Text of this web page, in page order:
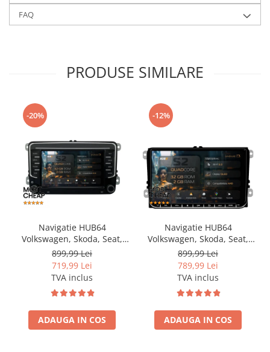
FAQ
PRODUSE SIMILARE
-20%
Navigatie HUB64
Volkswagen, Skoda, Seat,
2GB RAM, Android, GPS, Wi-
FI, Carplay, Android Auto,
USB, Bluetooth, Radio,
Waze, Touchscreen, 7 inch
899,99 Lei
719,99 Lei
TVA inclus
ADAUGA IN COS
-12%
Navigatie HUB64
Volkswagen, Skoda, Seat,
2GB RAM, Android, GPS, Wi-
FI, Carplay, Android Auto,
USB, Bluetooth, Radio,
Waze, Touchscreen, 9 inch
899,99 Lei
789,99 Lei
TVA inclus
ADAUGA IN COS